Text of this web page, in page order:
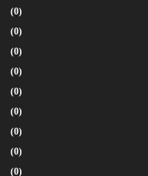
(0)
(0)
(0)
(0)
(0)
(0)
(0)
(0)
(0)